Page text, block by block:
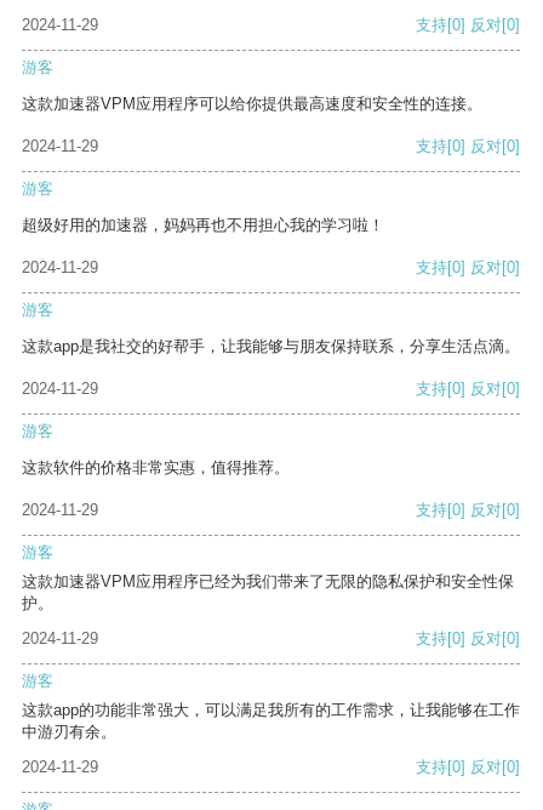
2024-11-29 支持[0] 反对[0]
游客
这款加速器VPM应用程序可以给你提供最高速度和安全性的连接。
2024-11-29 支持[0] 反对[0]
游客
超级好用的加速器，妈妈再也不用担心我的学习啦！
2024-11-29 支持[0] 反对[0]
游客
这款app是我社交的好帮手，让我能够与朋友保持联系，分享生活点滴。
2024-11-29 支持[0] 反对[0]
游客
这款软件的价格非常实惠，值得推荐。
2024-11-29 支持[0] 反对[0]
游客
这款加速器VPM应用程序已经为我们带来了无限的隐私保护和安全性保
护。
2024-11-29
支持[0] 反对[0]
游客
这款app的功能非常强大，可以满足我所有的工作需求，让我能够在工作
中游刃有余。
2024-11-29
支持[0] 反对[0]